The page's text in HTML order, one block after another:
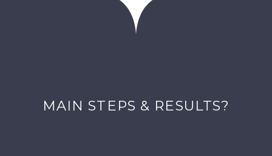
MAIN STEPS & RESULTS?